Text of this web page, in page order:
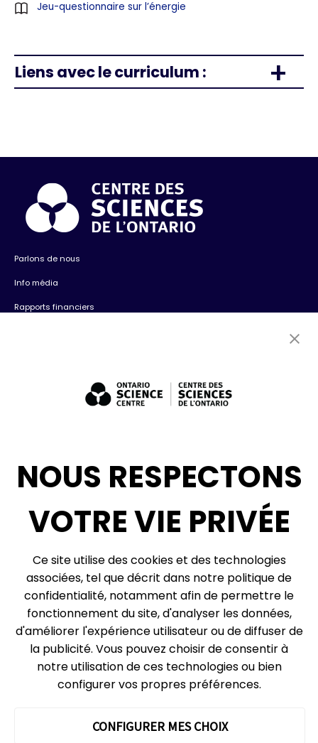
Jeu-questionnaire sur l’énergie
Liens avec le curriculum :
Parlons de nous
Info média
Rapports financiers
Expositions : ventes et location + consultation
Infolettre
© 2026, Centre des sciences de l’Ontario, un organisme du gouvernement de
l’Ontario. Tous droits réservés.
Plan du site
Préférences relatives aux témoins
Expédition et réception :
777, rue Bay, boîte postale 151
Toronto (Ontario)
wendat et de la Nation anichinabée qui inclut la Première Nation des
Mississaugas de Credit et les Chippewas.
NOUS RESPECTONS
VOTRE VIE PRIVÉE
Ce site utilise des cookies et des technologies
associées, tel que décrit dans notre politique de
confidentialité, notamment afin de permettre le
fonctionnement du site, d'analyser les données,
d'améliorer l'expérience utilisateur ou de diffuser de
la publicité. Vous pouvez choisir de consentir à
notre utilisation de ces technologies ou bien
configurer vos propres préférences.
CONFIGURER MES CHOIX